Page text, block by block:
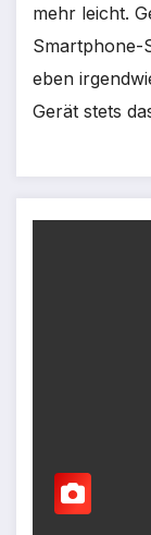
mehr leicht.
Smartphone-
eben
Gerät stets